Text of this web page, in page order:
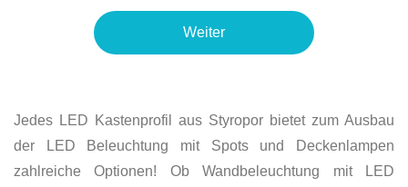
Weiter
Jedes LED Kastenprofil aus Styropor bietet zum Ausbau
der LED Beleuchtung mit Spots und Deckenlampen
zahlreiche Optionen! Ob Wandbeleuchtung mit LED